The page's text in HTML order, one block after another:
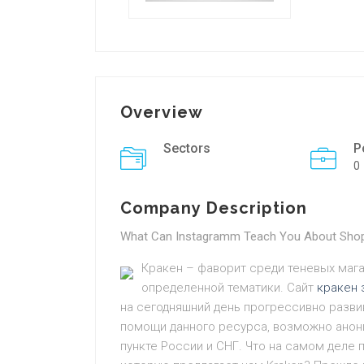
Overview
Sectors
0
Company Description
What Can Instagramm Teach You About
Кракен – фаворит среди теневых
определенной тематики. Сайт кракен
на сегодняшний день прогрессивно
помощи данного ресурса, возможно
пункте России и СНГ. Что на самом деле